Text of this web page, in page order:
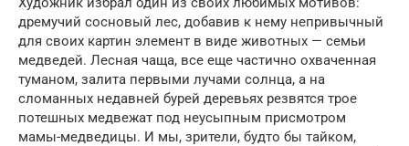
дремучий сосновый лес, добавив к нему непривычный
для своих картин элемент в виде животных — семьи
медведей. Лесная чаща, все еще частично охваченная
туманом, залита первыми лучами солнца, а на
сломанных недавней бурей деревьях резвятся трое
потешных медвежат под неусыпным присмотром
мамы-медведицы. И мы, зрители, будто бы тайком,